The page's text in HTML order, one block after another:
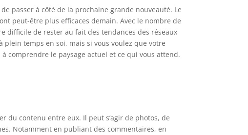
passer à côté de la prochaine grande nouveauté. Le
peut-être plus efficaces demain. Avec le nombre de
difficile de rester au fait des tendances des réseaux
temps en soi, mais si vous voulez que votre
comprendre le paysage actuel et ce qui vous attend.
du contenu entre eux. Il peut s’agir de photos, de
Notamment en publiant des commentaires, en